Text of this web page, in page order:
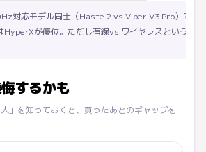
対応モデル同士（Haste 2 vs Viper V3 Pro）で価
HyperXが優位。ただし有線vs.ワイヤレスという接
するかも
」を知っておくと、買ったあとのギャップを